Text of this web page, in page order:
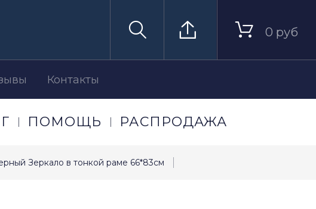
0 руб
Контакты
ПОМОЩЬ РАСПРОДАЖА
Зеркало в тонкой раме 66*83см